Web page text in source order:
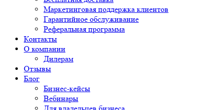
Маркетинговая поддержка клиентов
Гарантийное обслуживание
Реферальная программа
Контакты
О компании
Дилерам
Отзывы
Блог
Бизнес-кейсы
Вебинары